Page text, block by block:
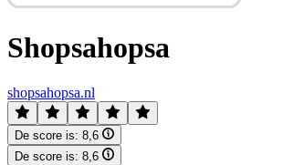
Shopsahopsa
shopsahopsa.nl
De score is: 8,6
De score is: 8,6